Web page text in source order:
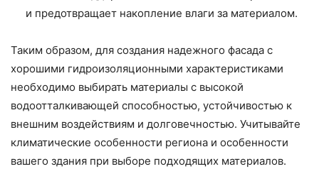
и предотвращает накопление влаги за материалом.
Таким образом, для создания надежного фасада с
хорошими гидроизоляционными характеристиками
необходимо выбирать материалы с высокой
водоотталкивающей способностью, устойчивостью к
внешним воздействиям и долговечностью. Учитывайте
климатические особенности региона и особенности
вашего здания при выборе подходящих материалов.